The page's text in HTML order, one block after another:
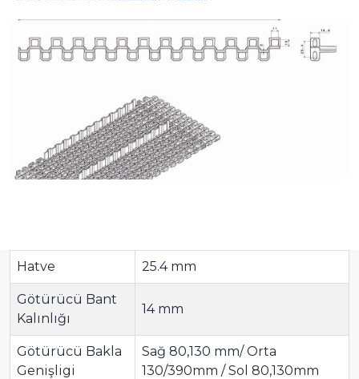
Hatve 25.4 mm
Götürücü Bant
Kalınlığı
14 mm
Götürücü Bakla
Genişligi
Sağ 80,130 mm/ Orta
130/390mm / Sol 80,130mm